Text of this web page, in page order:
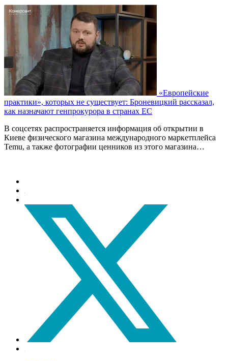
«Европейские
практики», которых не существует: Броневицкий рассказал,
как назначают генпрокурора в странах ЕС
В соцсетях распространяется информация об открытии в
Киеве физического магазина международного маркетплейса
Temu, а также фотографии ценников из этого магазина…